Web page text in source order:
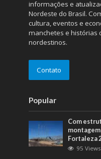
informações e
Nordeste do Brasil.
cultura, eventos e
manchetes e histórias
nordestinos.
Contato
Popular
Com
Fortaleza
95 Views